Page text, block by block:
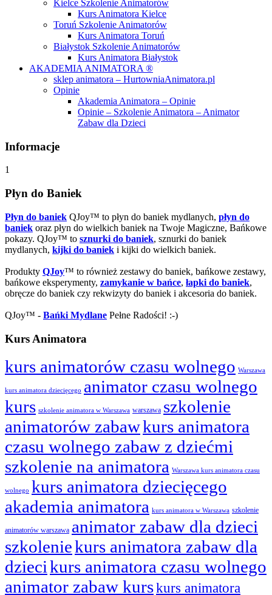
Kielce Szkolenie Animatorów
Kurs Animatora Kielce
Toruń Szkolenie Animatorów
Kurs Animatora Toruń
Białystok Szkolenie Animatorów
Kurs Animatora Białystok
AKADEMIA ANIMATORA ®
sklep animatora – HurtowniaAnimatora.pl
Opinie
Akademia Animatora – Opinie
Opinie – Szkolenie Animatora – Animator
Zabaw dla Dzieci
Informacje
1
Płyn do Baniek
Płyn do baniek QJoy™ to płyn do baniek mydlanych, płyn do
baniek oraz płyn do wielkich baniek na Twoje Magiczne, Bańkowe
pokazy. QJoy™ to sznurki do baniek, sznurki do baniek
mydlanych, kijki do baniek i kijki do wielkich baniek.
Produkty QJoy™ to również zestawy do baniek, bańkowe zestawy,
bańkowe eksperymenty, zamykanie w bańce, łapki do baniek,
obręcze do baniek czy rekwizyty do baniek i akcesoria do baniek.
QJoy™ - Bańki Mydlane Pełne Radości! :-)
Kurs Animatora
kurs animatorów czasu wolnego Warszawa
kurs animatora dziecięcego animator czasu wolnego
kurs szkolenie animatora w Warszawa warszawa szkolenie
animatorów zabawkurs animatora
czasu wolnego zabaw z dziećmi
szkolenie na animatora Warszawa kurs animatora czasu
wolnego kurs animatora dziecięcego
akademia animatora kurs animatora w Warszawa szkolenie
animatorów warszawa animator zabaw dla dzieci
szkoleniekurs animatora zabaw dla
dziecikurs animatora czasu wolnego
animator zabaw kurskurs animatora